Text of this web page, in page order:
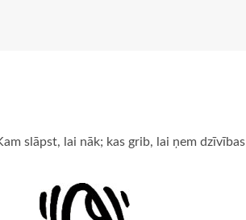
slāpst, lai nāk; kas grib, lai ņem dzīvības